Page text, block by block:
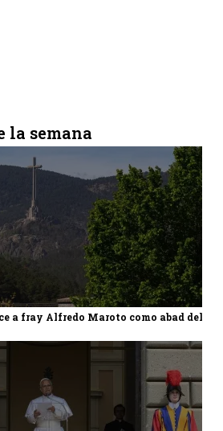
la semana
a fray Alfredo Maroto como abad del